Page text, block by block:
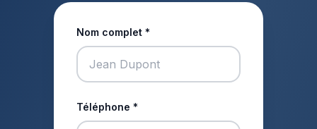
Nom complet *
Téléphone *